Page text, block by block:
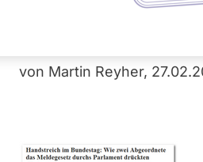
erfolgreich: Gestern
von Martin Reyher,